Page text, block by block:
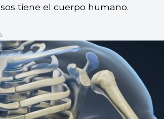
tiene el cuerpo humano.